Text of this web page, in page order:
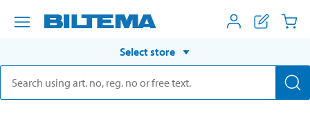
Select store